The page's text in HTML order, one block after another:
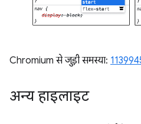
Chromium से जुड़ी समस्या:
अन्य हाइलाइट